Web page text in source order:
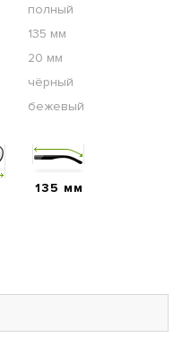
полный
135 мм
20 мм
чёрный
бежевый
135 мм